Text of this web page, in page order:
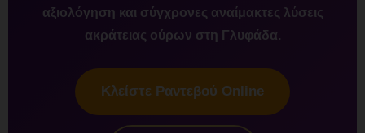
αξιολόγηση και σύγχρονες αναίμακτες λύσεις
ακράτειας ούρων στη Γλυφάδα.
Κλείστε Ραντεβού Online